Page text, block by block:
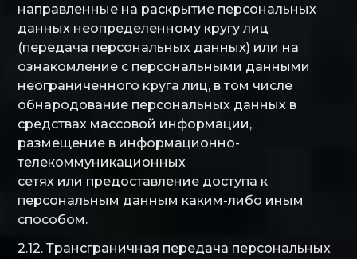
направленные на раскрытие персональных
данных неопределенному кругу лиц
(передача персональных данных) или на
ознакомление с персональными данными
неограниченного круга лиц, в том числе
обнародование персональных данных в
средствах массовой информации,
размещение в информационно-
телекоммуникационных
сетях или предоставление доступа к
персональным данным каким-либо иным
способом.
2.12. Трансграничная передача персональных